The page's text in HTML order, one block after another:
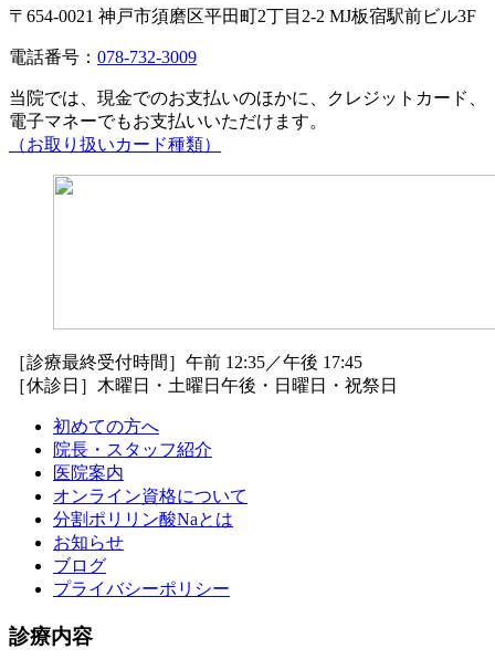
〒654-0021 神戸市須磨区平田町2丁目2-2 MJ板宿駅前ビル3F
電話番号： 078-732-3009
当院では、現金でのお支払いのほかに、クレジットカード、
電子マネーでもお支払いいただけます。
（お取り扱いカード種類）
［診療最終受付時間］午前 12:35／午後 17:45
［休診日］木曜日・土曜日午後・日曜日・祝祭日
初めての方へ
院長・スタッフ紹介
医院案内
オンライン資格について
分割ポリリン酸Naとは
お知らせ
ブログ
プライバシーポリシー
診療内容